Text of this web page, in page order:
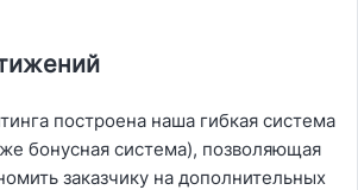
построена наша гибкая система
бонусная система), позволяющая
заказчику на дополнительных